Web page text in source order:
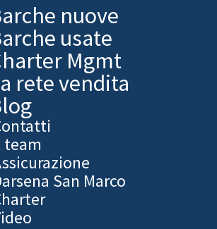
nuove
usate
Mgmt
rete vendita
team
San Marco